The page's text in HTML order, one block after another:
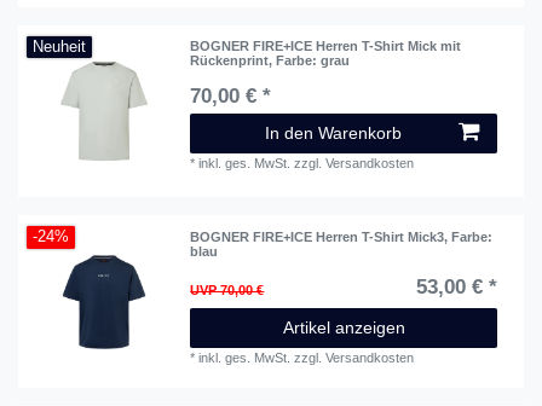
Neuheit
BOGNER FIRE+ICE Herren T-Shirt Mick mit
Rückenprint, Farbe: grau
70,00 € *
In den Warenkorb
*inkl. ges. MwSt. zzgl.Versandkosten
-24% BOGNER FIRE+ICE Herren T-Shirt Mick3, Farbe:
blau
UVP 70,00 € 53,00 € *
Artikel anzeigen
*inkl. ges. MwSt. zzgl.Versandkosten